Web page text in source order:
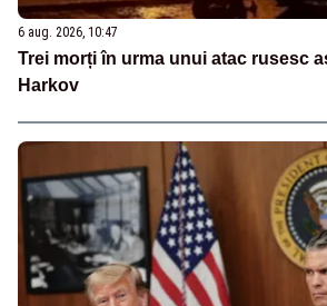
6 aug. 2026, 10:47
Trei morți în urma unui atac rusesc
Harkov